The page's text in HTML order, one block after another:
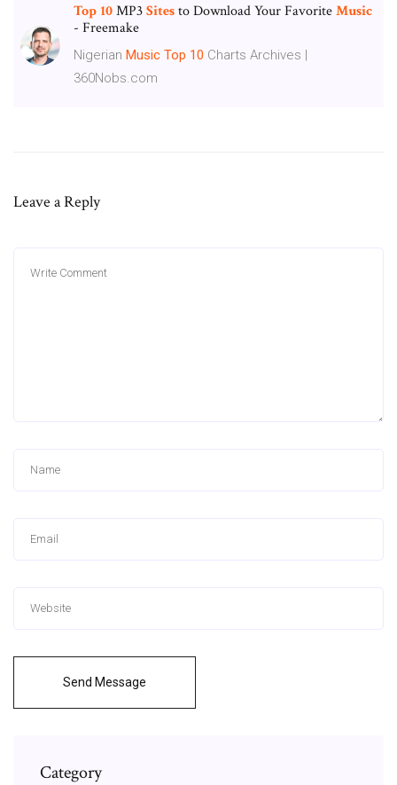
Top10MP3Sitesto Download Your FavoriteMusic
- Freemake
Nigerian Music Top 10 Charts Archives |
360Nobs.com
Leave a Reply
Send Message
Category